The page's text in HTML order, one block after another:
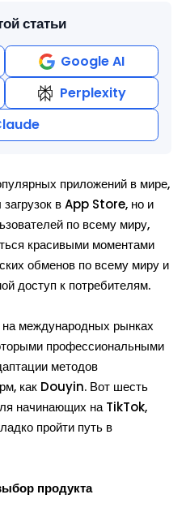
статьи
Google AI
Perplexity
приложений в мире,
загрузок в App Store, но и
по всему миру,
красивыми моментами
обменов по всему миру и
доступ к потребителям.
международных рынках
профессиональными
методов
как Douyin. Вот шесть
начинающих на TikTok,
пройти путь в
продукта